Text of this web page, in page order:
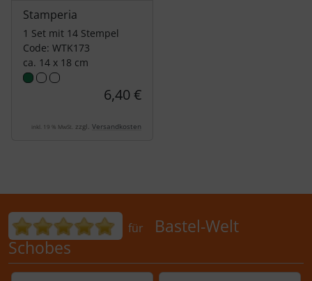
Stamperia
1 Set mit 14 Stempel
Code: WTK173
ca. 14 x 18 cm
6,40 €
inkl. 19 % MwSt. zzgl. Versandkosten
Bewertungen für Bastel-Welt
für
Bastel-Welt
Schobes